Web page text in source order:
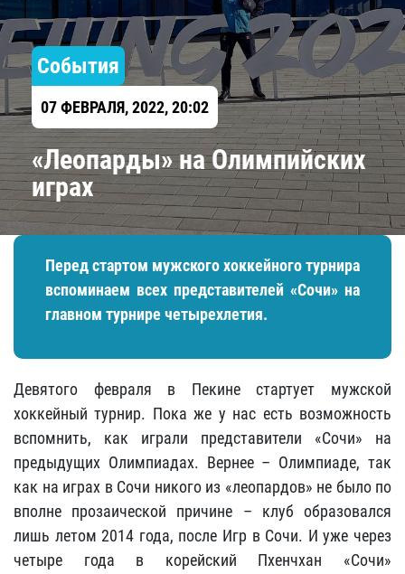
События
07 ФЕВРАЛЯ, 2022, 20:02
«Леопарды» на Олимпийских
играх
Перед стартом мужского хоккейного турнира
вспоминаем всех представителей «Сочи» на
главном турнире четырехлетия.
Девятого февраля в Пекине стартует мужской
хоккейный турнир. Пока же у нас есть возможность
вспомнить, как играли представители «Сочи» на
предыдущих Олимпиадах. Вернее – Олимпиаде, так
как на играх в Сочи никого из «леопардов» не было по
вполне прозаической причине – клуб образовался
лишь летом 2014 года, после Игр в Сочи. И уже через
четыре года в корейский Пхенчхан «Сочи»